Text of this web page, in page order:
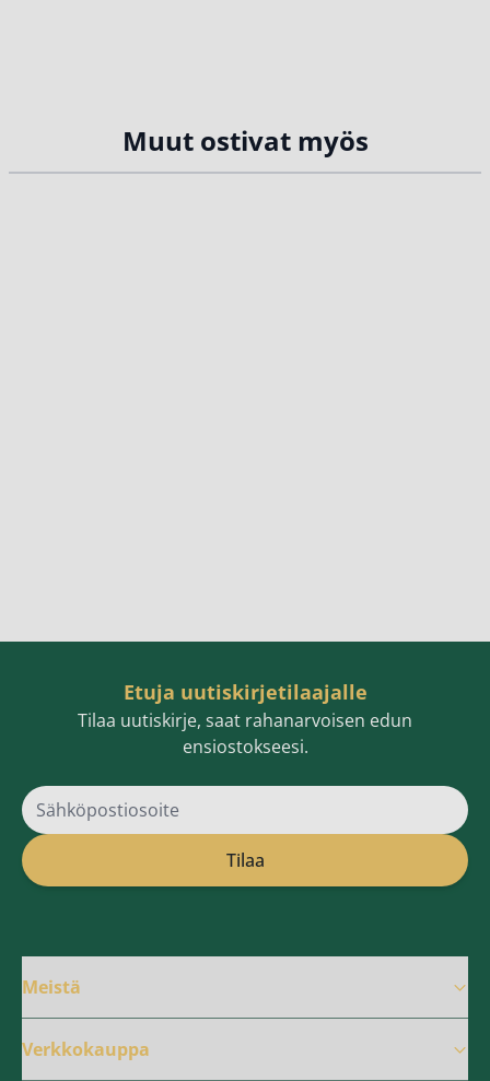
Muut ostivat myös
Etuja uutiskirjetilaajalle
Tilaa uutiskirje, saat rahanarvoisen edun
ensiostokseesi.
Sähköpostiosoite
Tilaa
Meistä
Verkkokauppa